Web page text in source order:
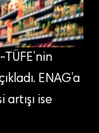
ENAG’a
ise